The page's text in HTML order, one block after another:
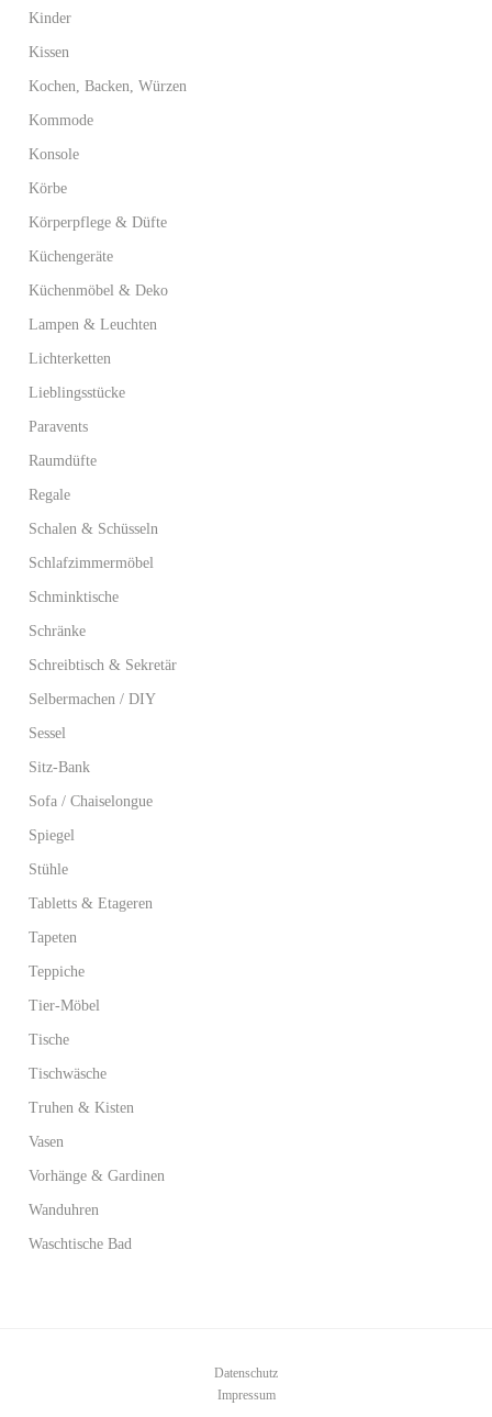
Kinder
Kissen
Kochen, Backen, Würzen
Kommode
Konsole
Körbe
Körperpflege & Düfte
Küchengeräte
Küchenmöbel & Deko
Lampen & Leuchten
Lichterketten
Lieblingsstücke
Paravents
Raumdüfte
Regale
Schalen & Schüsseln
Schlafzimmermöbel
Schminktische
Schränke
Schreibtisch & Sekretär
Selbermachen / DIY
Sessel
Sitz-Bank
Sofa / Chaiselongue
Spiegel
Stühle
Tabletts & Etageren
Tapeten
Teppiche
Tier-Möbel
Tische
Tischwäsche
Truhen & Kisten
Vasen
Vorhänge & Gardinen
Wanduhren
Waschtische Bad
Datenschutz
Impressum